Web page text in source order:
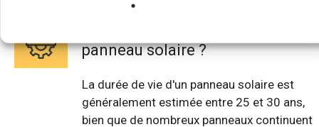
panneau solaire ?
La durée de vie d'un panneau solaire est
généralement estimée entre 25 et 30 ans,
bien que de nombreux panneaux continuent